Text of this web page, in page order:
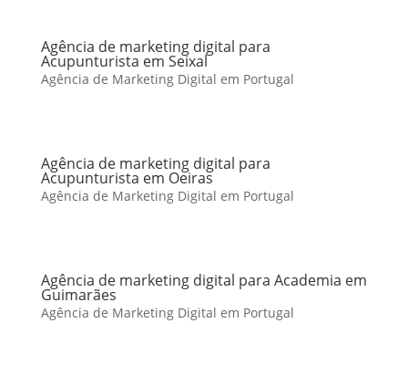
Agência de marketing digital para
Acupunturista em Seixal
Agência de Marketing Digital em Portugal
Agência de marketing digital para
Acupunturista em Oeiras
Agência de Marketing Digital em Portugal
Agência de marketing digital para Academia em
Guimarães
Agência de Marketing Digital em Portugal